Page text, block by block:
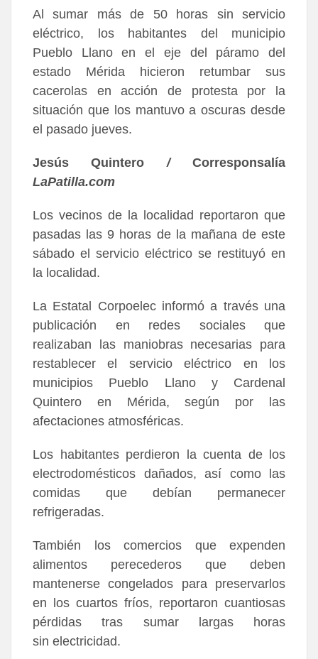
Al sumar más de 50 horas sin servicio
eléctrico, los habitantes del municipio
Pueblo Llano en el eje del páramo del
estado Mérida hicieron retumbar sus
cacerolas en acción de protesta por la
situación que los mantuvo a oscuras desde
el pasado jueves.
Jesús Quintero /Corresponsalía
LaPatilla.com
Los vecinos de la localidad reportaron que
pasadas las 9 horas de la mañana de este
sábado el servicio eléctrico se restituyó en
la localidad.
La Estatal Corpoelec informó a través una
publicación en redes sociales que
realizaban las maniobras necesarias para
restablecer el servicio eléctrico en los
municipios Pueblo Llano y Cardenal
Quintero en Mérida, según por las
afectaciones atmosféricas.
Los habitantes perdieron la cuenta de los
electrodomésticos dañados, así como las
comidas que debían permanecer
refrigeradas.
También los comercios que expenden
alimentos perecederos que deben
mantenerse congelados para preservarlos
en los cuartos fríos, reportaron cuantiosas
pérdidas tras sumar largas horas
sin electricidad.